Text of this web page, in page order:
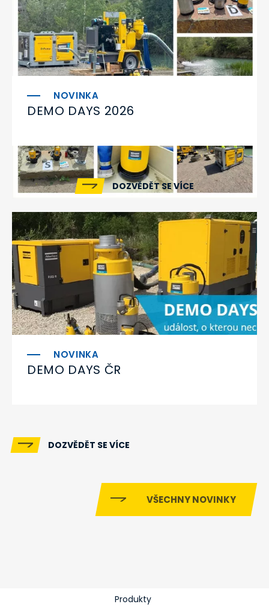
DEMO DAYS 2026
DOZVĚDĚT SE VÍCE
DEMO DAYS ČR
DOZVĚDĚT SE VÍCE
VŠECHNY NOVINKY
Produkty